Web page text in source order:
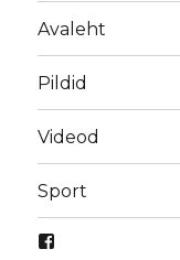
Avaleht
Pildid
Videod
Sport